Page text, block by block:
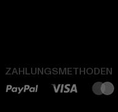
ZAHLUNGSMETHODEN